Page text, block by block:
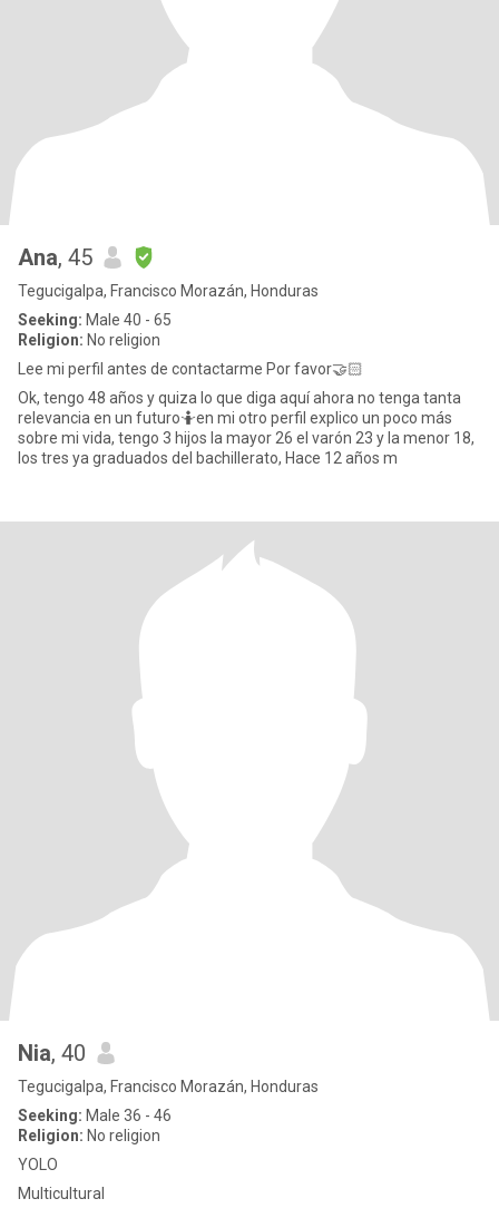
Ana, 45
Tegucigalpa, Francisco Morazán, Honduras
Seeking: Male 40 - 65
Religion: No religion
Lee mi perfil antes de contactarme Por favor🤝🏻
Ok, tengo 48 años y quiza lo que diga aquí ahora no tenga tanta
relevancia en un futuro🤷en mi otro perfil explico un poco más
sobre mi vida, tengo 3 hijos la mayor 26 el varón 23 y la menor 18,
los tres ya graduados del bachillerato, Hace 12 años m
Nia, 40
Tegucigalpa, Francisco Morazán, Honduras
Seeking: Male 36 - 46
Religion: No religion
YOLO
Multicultural